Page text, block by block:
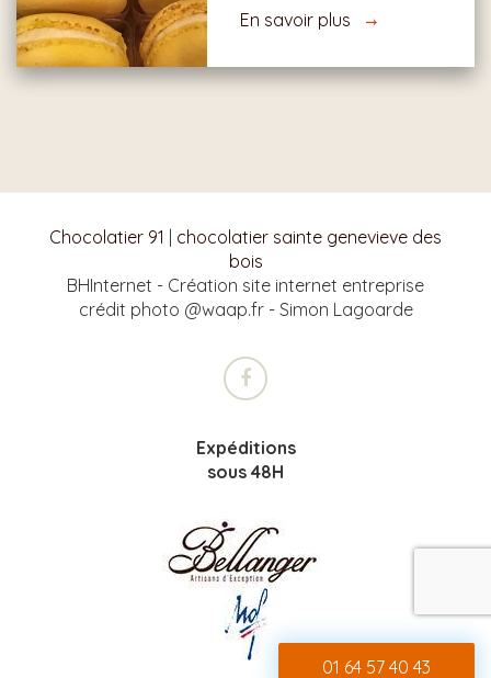
En savoir plus
01 64 57 40 43
Chocolatier 91
chocolatier sainte genevieve des
bois
BHInternet - Création site internet entreprise
crédit photo @waap.fr - Simon Lagoarde
Expéditions
sous 48H